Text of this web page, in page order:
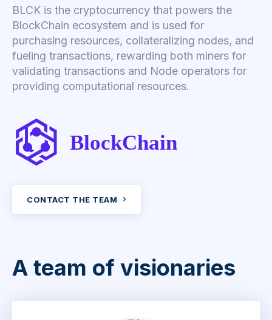
BLCK is the cryptocurrency that powers the
BlockChain ecosystem and is used for
purchasing resources, collateralizing nodes, and
fueling transactions, rewarding both miners for
validating transactions and Node operators for
providing computational resources.
BlockChain
CONTACT THE TEAM
A team of visionaries